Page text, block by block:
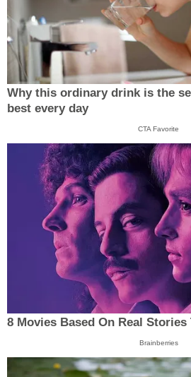
Why this ordinary drink is the
best every day
CTA Favorite
8 Movies Based On Real
Brainberries